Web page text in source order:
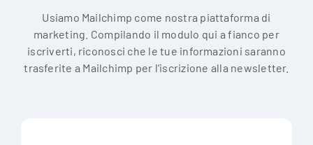
Usiamo Mailchimp come nostra piattaforma di
marketing. Compilando il modulo qui a fianco per
iscriverti, riconosci che le tue informazioni saranno
trasferite a Mailchimp per l’iscrizione alla newsletter.